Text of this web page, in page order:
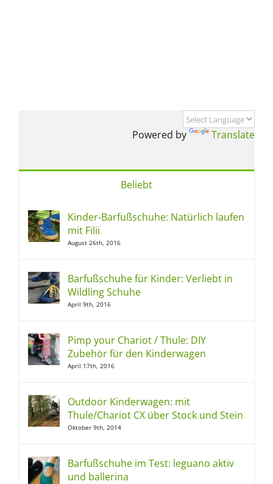
Powered by Translate
Beliebt
Kinder-Barfußschuhe: Natürlich laufen
mit Filii
August 26th, 2016
Barfußschuhe für Kinder: Verliebt in
Wildling Schuhe
April 9th, 2016
Pimp your Chariot / Thule: DIY
Zubehör für den Kinderwagen
April 17th, 2016
Outdoor Kinderwagen: mit
Thule/Chariot CX über Stock und Stein
Oktober 9th, 2014
Barfußschuhe im Test: leguano aktiv
und ballerina